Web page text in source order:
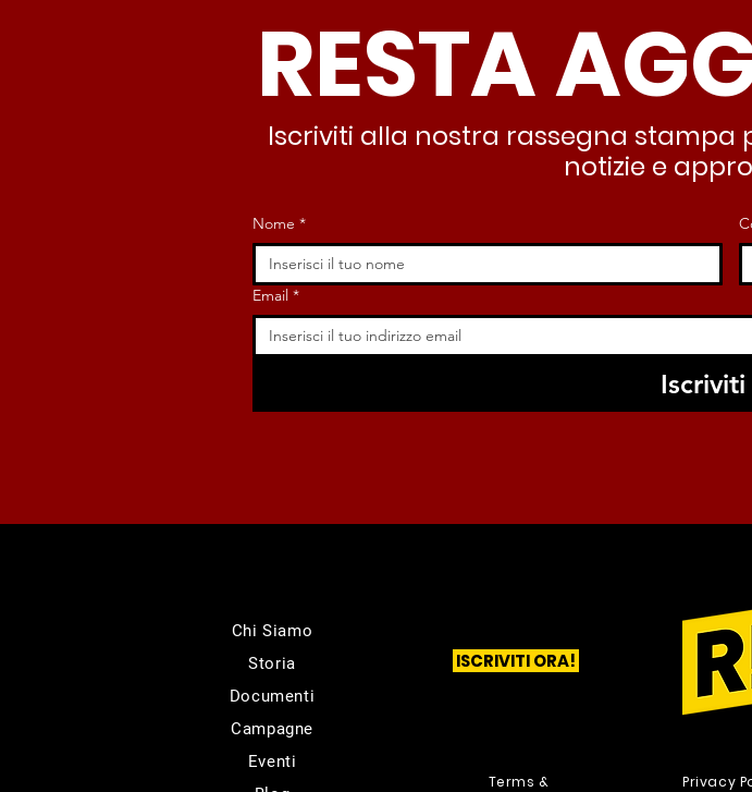
nessuno interviene”
deve garantire
dignità”
RESTA
Iscriviti alla nostra rassegna stampa
notizie e
Nome *
Email *
Iscriviti
Chi Siamo
Storia
Documenti
Campagne
Eventi
ISCRIVITI ORA!
Terms &
Privacy